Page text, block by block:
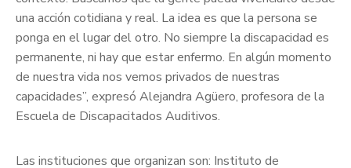
una acción cotidiana y real. La idea es que la persona se
ponga en el lugar del otro. No siempre la discapacidad es
permanente, ni hay que estar enfermo. En algún momento
de nuestra vida nos vemos privados de nuestras
capacidades”, expresó Alejandra Agüero, profesora de la
Escuela de Discapacitados Auditivos.
Las instituciones que organizan son: Instituto de